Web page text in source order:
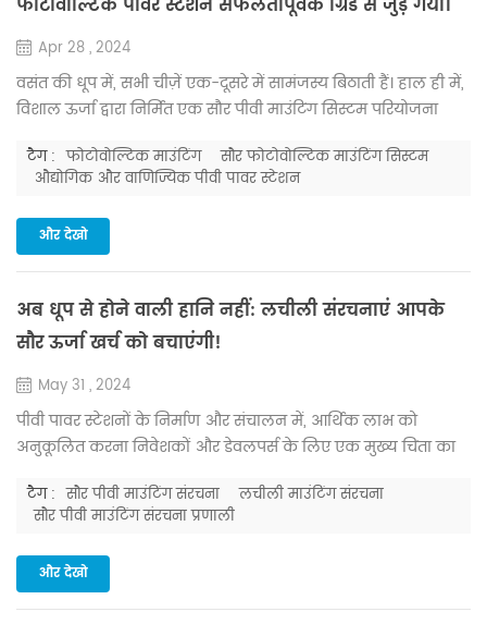
फोटोवोल्टिक पावर स्टेशन सफलतापूर्वक ग्रिड से जुड़ गया।
Apr 28 , 2024
वसंत की धूप में, सभी चीज़ें एक-दूसरे में सामंजस्य बिठाती हैं। हाल ही में,
विशाल ऊर्जा द्वारा निर्मित एक सौर पीवी माउंटिंग सिस्टम परियोजना
बायोटेक्नोलॉजी कंपनी लिमिटेड को 3.59 मेगावाट बिजली की आपूर्ति
करती है। फ़ुज़ियान प्रांत के झांगझू शहर में स्थित कियानशुन
बायोटेक्नोलॉजी, 40 टन तक की दैनिक उत्पादन क्षमता के साथ,
एनोकी मशरूम में माहिर है। यह ...
टैग : फोटोवोल्टिक माउंटिंग
सौर फोटोवोल्टिक माउंटिंग सिस्टम
औद्योगिक और वाणिज्यिक पीवी पावर स्टेशन
और देखो
अब धूप से होने वाली हानि नहीं: लचीली संरचनाएं आपके
सौर ऊर्जा खर्च को बचाएंगी!
May 31 , 2024
पीवी पावर स्टेशनों के निर्माण और संचालन में, आर्थिक लाभ को
अनुकूलित करना निवेशकों और डेवलपर्स के लिए एक मुख्य चिंता का
प्रणाली की स्थिरता और दक्षता को बढ़ाता है, बल्कि समग्र निवेश लागत
को भी कम करता है, जिससे परियोजना के आर्थिक लाभ में सुधार होता
है। आंकड़े बताते हैं कि फोटोवोल्टिक संरचनाओं के लिए कच्चे माल की
लागत मुख्य रूप से स्टील से प्रा...
टैग : सौर पीवी माउंटिंग संरचना
लचीली माउंटिंग संरचना
सौर पीवी माउंटिंग संरचना प्रणाली
और देखो